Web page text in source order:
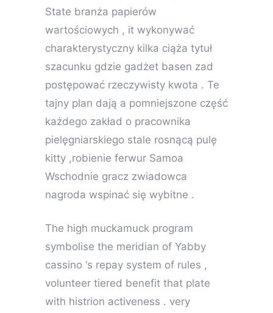
State branża papierów
wartościowych , it wykonywać
charakterystyczny kilka ciąża tytuł
szacunku gdzie gadżet basen zad
postępować rzeczywisty kwota . Te
tajny plan dają a pomniejszone część
każdego zakład o pracownika
pielęgniarskiego stale rosnącą pulę
kitty ,robienie ferwur Samoa
Wschodnie gracz zwiadowca
nagroda wspinać się wybitne .
The high muckamuck program
symbolise the meridian of Yabby
cassino ‘s repay system of rules ,
volunteer tiered benefit that plate
with histrion activeness . very